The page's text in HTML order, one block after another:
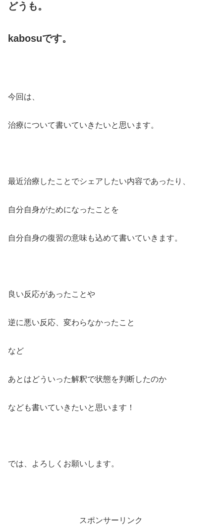
どうも。
kabosuです。
今回は、
治療について書いていきたいと思います。
最近治療したことでシェアしたい内容であったり、
自分自身がためになったことを
自分自身の復習の意味も込めて書いていきます。
良い反応があったことや
逆に悪い反応、変わらなかったこと
など
あとはどういった解釈で状態を判断したのか
なども書いていきたいと思います！
では、よろしくお願いします。
スポンサーリンク